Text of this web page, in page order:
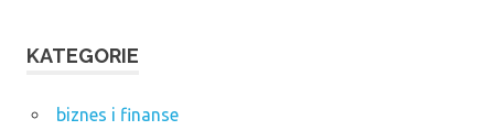
KATEGORIE
biznes i finanse